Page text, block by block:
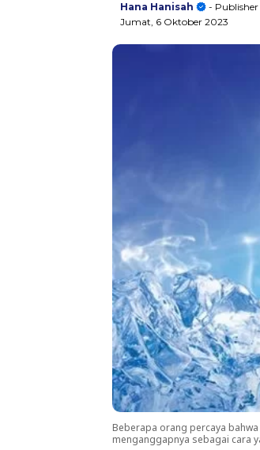
Hana Hanisah
- Publisher
Jumat, 6 Oktober 2023
Beberapa orang percaya
menganggapnya sebagai cara